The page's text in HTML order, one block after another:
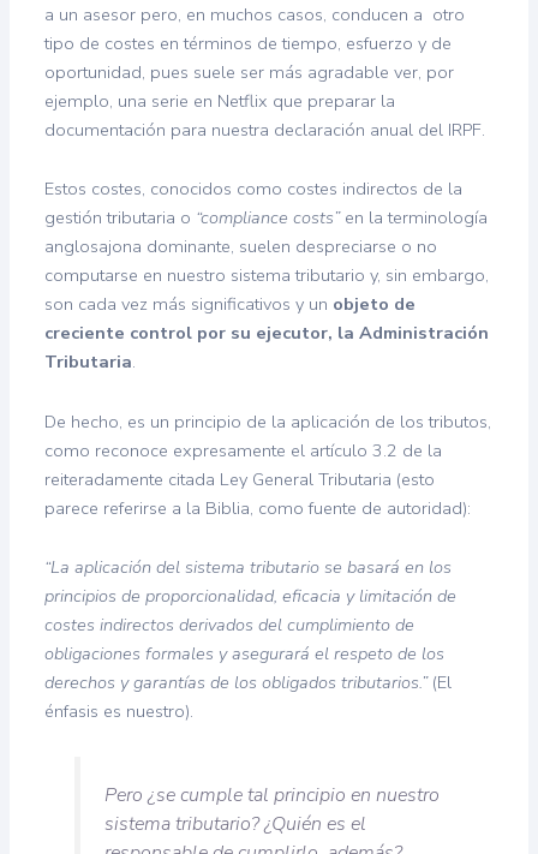
a un asesor pero, en muchos casos, conducen a otro
tipo de costes en términos de tiempo, esfuerzo y de
oportunidad, pues suele ser más agradable ver, por
ejemplo, una serie en Netflix que preparar la
documentación para nuestra declaración anual del IRPF.
Estos costes, conocidos como costes indirectos de la
gestión tributaria o “compliance costs”en la terminología
anglosajona dominante, suelen despreciarse o no
computarse en nuestro sistema tributario y, sin embargo,
son cada vez más significativos y un objeto de
creciente control por su ejecutor, la Administración
Tributaria.
De hecho, es un principio de la aplicación de los tributos,
como reconoce expresamente el artículo 3.2 de la
reiteradamente citada Ley General Tributaria (esto
parece referirse a la Biblia, como fuente de autoridad):
“La aplicación del sistema tributario se basará en los
principios de proporcionalidad, eficacia y limitación de
costes indirectos derivados del cumplimiento de
obligaciones formales y asegurará el respeto de los
derechos y garantías de los obligados tributarios.”(El
énfasis es nuestro).
Pero ¿se cumple tal principio en nuestro
sistema tributario? ¿Quién es el